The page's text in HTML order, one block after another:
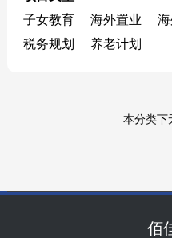
子女教育
海外置业
税务规划
养老计划
本分类下
佰